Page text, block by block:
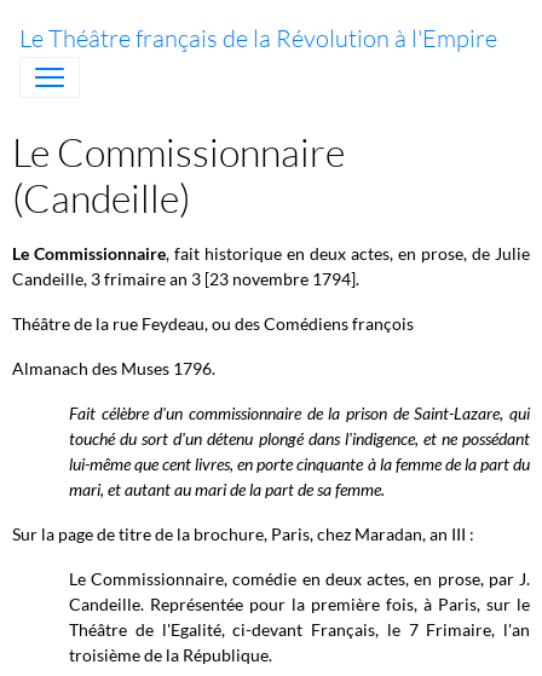
Le Théâtre français de la Révolution à l'Empire
Le Commissionnaire
(Candeille)
Le Commissionnaire, fait historique en deux actes, en prose, de Julie
Candeille, 3 frimaire an 3 [23 novembre 1794].
Théâtre de la rue Feydeau, ou des Comédiens françois
Almanach des Muses 1796.
Fait célèbre d'un commissionnaire de la prison de Saint-Lazare, qui
touché du sort d'un détenu plongé dans l'indigence, et ne possédant
lui-même que cent livres, en porte cinquante à la femme de la part du
mari, et autant au mari de la part de sa femme.
Sur la page de titre de la brochure, Paris, chez Maradan, an III :
Le Commissionnaire, comédie en deux actes, en prose, par J.
Candeille. Représentée pour la première fois, à Paris, sur le
Théâtre de l'Egalité, ci-devant Français, le 7 Frimaire, l'an
troisième de la République.